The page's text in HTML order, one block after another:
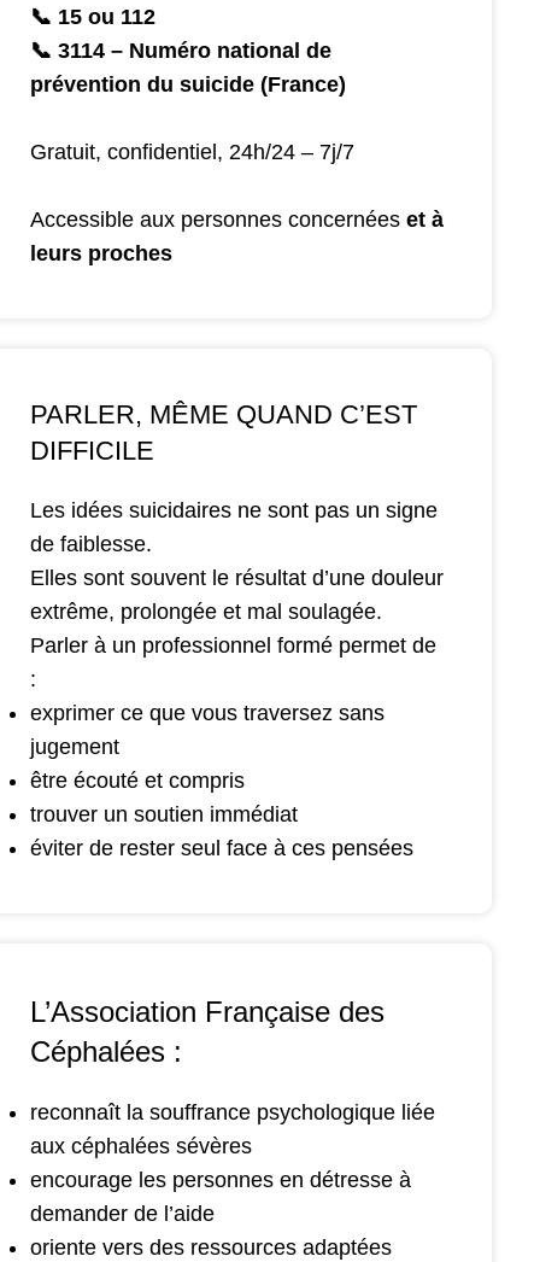
📞 15 ou 112
📞 3114 – Numéro national de
prévention du suicide (France)
Gratuit, confidentiel, 24h/24 – 7j/7
Accessible aux personnes concernées et à
leurs proches
PARLER, MÊME QUAND C’EST
DIFFICILE
Les idées suicidaires ne sont pas un signe
de faiblesse.
Elles sont souvent le résultat d’une douleur
extrême, prolongée et mal soulagée.
Parler à un professionnel formé permet de
:
exprimer ce que vous traversez sans
jugement
être écouté et compris
trouver un soutien immédiat
éviter de rester seul face à ces pensées
L’Association Française des
Céphalées :
reconnaît la souffrance psychologique liée
aux céphalées sévères
encourage les personnes en détresse à
demander de l’aide
oriente vers des ressources adaptées